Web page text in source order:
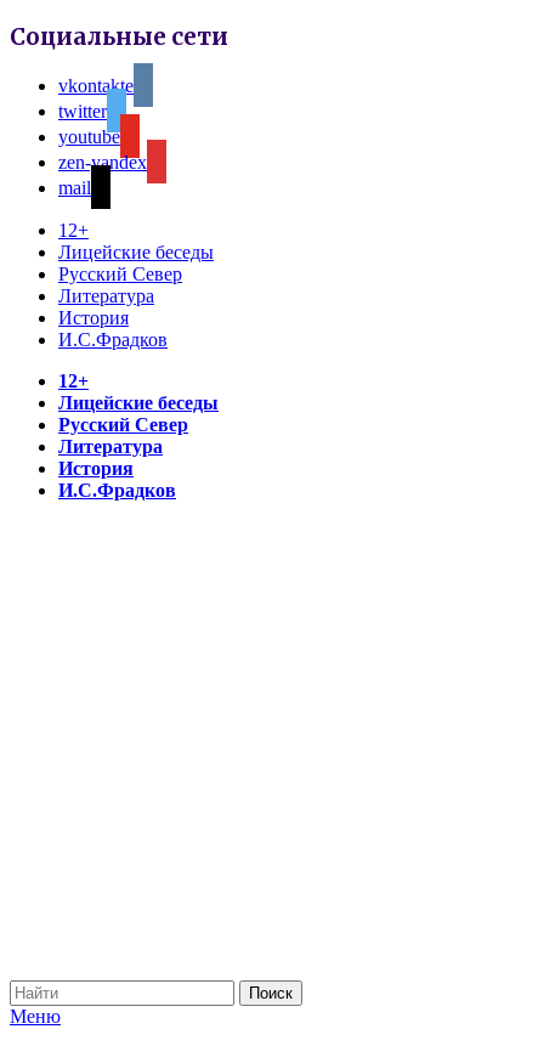
Социальные сети
vkontakte
twitter
youtube
zen-yandex
mail
12+
Лицейские беседы
Русский Север
Литература
История
И.С.Фрадков
12+
Лицейские беседы
Русский Север
Литература
История
И.С.Фрадков
Меню